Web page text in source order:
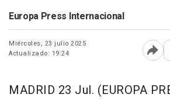
Europa Press Internacional
Miércoles, 23 julio 2025
Actualizado: 19:24
MADRID 23 Jul. (EUROPA